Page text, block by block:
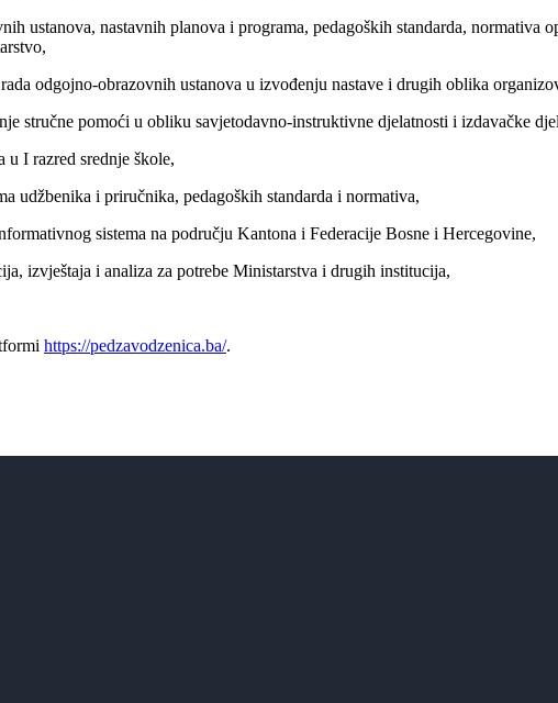
ustanova, nastavnih planova i programa, pedagoških standarda, normativa
odgojno-obrazovnih ustanova u izvođenju nastave i drugih oblika
stručne pomoći u obliku savjetodavno-instruktivne djelatnosti i izdavačke
I razred srednje škole,
udžbenika i priručnika, pedagoških standarda i normativa,
sistema na području Kantona i Federacije Bosne i Hercegovine,
izvještaja i analiza za potrebe Ministarstva i drugih institucija,
https://pedzavodzenica.ba/.